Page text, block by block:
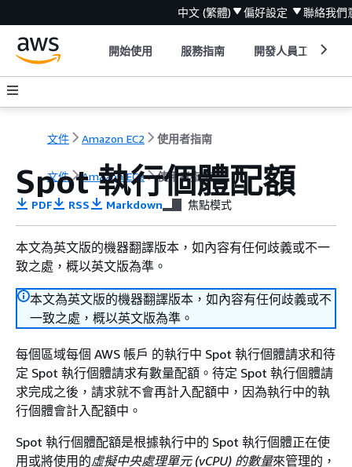
中文 (繁體) 偏好設定 聯絡我們
開始使用 服務指南 開發人員工具
文件 Amazon EC2 使用者指南
文件 Amazon EC2 使用者指南
Spot 執行個體配額
PDF RSS Markdown 焦點模式
本文為英文版的機器翻譯版本，如內容有任何歧義或不一
致之處，概以英文版為準。
本文為英文版的機器翻譯版本，如內容有任何歧義或不
一致之處，概以英文版為準。
每個區域每個 AWS 帳戶 的執行中 Spot 執行個體請求和待
定 Spot 執行個體請求有數量配額。待定 Spot 執行個體請
求完成之後，請求就不會再計入配額中，因為執行中的執
行個體會計入配額中。
Spot 執行個體配額是根據執行中的 Spot 執行個體正在使
用或將使用的虛擬中央處理單元 (vCPU) 的數量來管理的，